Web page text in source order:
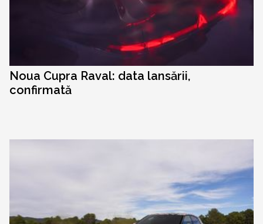
Noua Cupra Raval: data lansării,
confirmată